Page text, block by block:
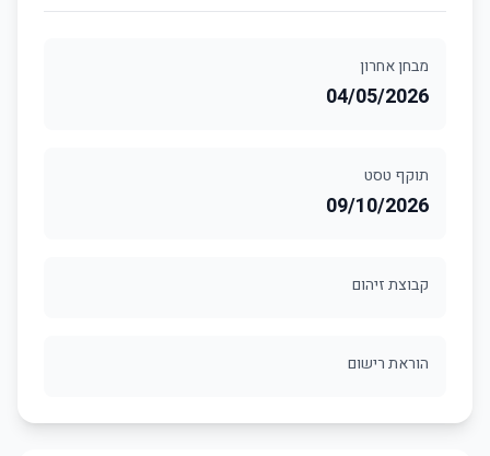
מבחן אחרון
04/05/2026
תוקף טסט
09/10/2026
קבוצת זיהום
הוראת רישום